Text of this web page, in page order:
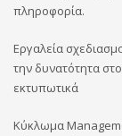
πληροφορία.
Εργαλεία
την δυνατότητα
εκτυπωτικά
Κύκλωμα